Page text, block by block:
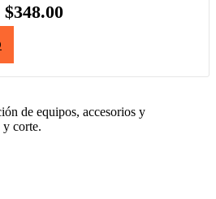
$348.00
de equipos, accesorios y
y corte.